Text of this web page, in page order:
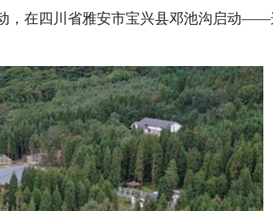
，在四川省雅安市宝兴县邓池沟启动